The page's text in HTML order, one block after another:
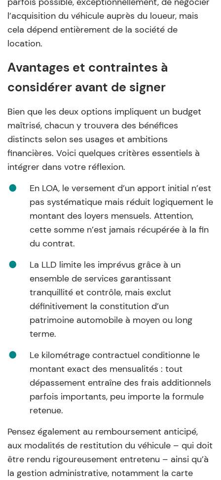
l’acquisition du véhicule auprès du loueur, mais
cela dépend entièrement de la société de
location.
Avantages et contraintes à
considérer avant de signer
Bien que les deux options impliquent un budget
maîtrisé, chacun y trouvera des bénéfices
distincts selon ses usages et ambitions
financières. Voici quelques critères essentiels à
intégrer dans votre réflexion.
En LOA, le versement d’un apport initial n’est
pas systématique mais réduit logiquement le
montant des loyers mensuels. Attention,
cette somme n’est jamais récupérée à la fin
du contrat.
La LLD limite les imprévus grâce à un
ensemble de services garantissant
tranquillité et contrôle, mais exclut
définitivement la constitution d’un
patrimoine automobile à moyen ou long
terme.
Le kilométrage contractuel conditionne le
montant exact des mensualités : tout
dépassement entraîne des frais additionnels
parfois importants, peu importe la formule
retenue.
Pensez également au remboursement anticipé,
aux modalités de restitution du véhicule – qui doit
être rendu rigoureusement entretenu – ainsi qu’à
la gestion administrative, notamment la carte